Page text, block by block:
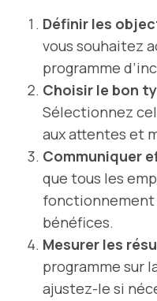
Définir les
vous souhaitez
programme
Choisir le bon
Sélectionnez
aux attentes et
Communiquer
que tous les
fonctionnement
bénéfices.
Mesurer les
programme sur
ajustez-le si